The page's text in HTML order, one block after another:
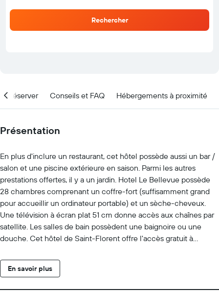
Rechercher
réserver Conseils et FAQ Hébergements à proximité
Présentation
En plus d'inclure un restaurant, cet hôtel possède aussi un bar /
salon et une piscine extérieure en saison. Parmi les autres
prestations offertes, il y a un jardin. Hotel Le Bellevue possède
28 chambres comprenant un coffre-fort (suffisamment grand
pour accueillir un ordinateur portable) et un sèche-cheveux.
Une télévision à écran plat 51 cm donne accès aux chaînes par
satellite. Les salles de bain possèdent une baignoire ou une
douche. Cet hôtel de Saint-Florent offre l'accès gratuit à
ménage est fourni tous les jours. Cet hôtel propose une piscine
extérieure en saison.
En savoir plus